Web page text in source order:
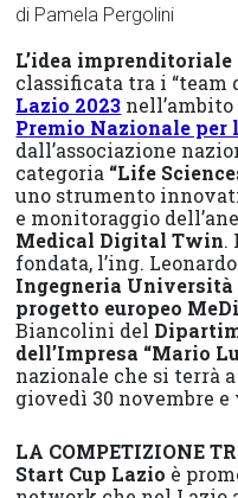
di Pamela Pergolini
L’idea imprenditoriale
classificata tra i “team
Lazio 2023 nell’ambito
Premio Nazionale per
dall’associazione
categoria “Life
uno strumento
e monitoraggio
Medical Digital Twin.
fondata, l’ing.
Ingegneria Università
progetto europeo
Biancolini del
dell’Impresa “Mario
nazionale che si terrà
giovedì 30 novembre e
LA COMPETIZIONE
Start Cup Lazio è